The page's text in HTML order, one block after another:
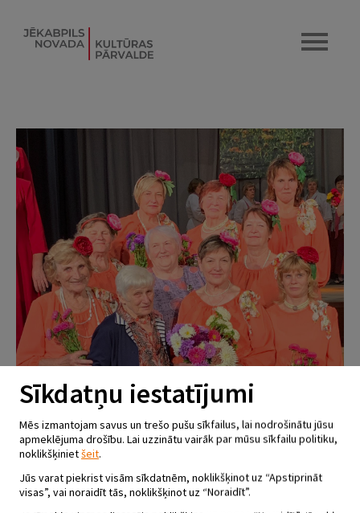
Sīkdatņu iestatījumi
Mēs izmantojam savus un trešo pušu sīkfailus, lai nodrošinātu jūsu
apmeklējuma drošību. Lai uzzinātu vairāk par mūsu sīkfailu politiku,
noklikšķinietšeit.
Jūs varat piekrist visām sīkdatnēm, noklikšķinot uz “Apstiprināt
visas”, vai noraidīt tās, noklikšķinot uz “Noraidīt”.